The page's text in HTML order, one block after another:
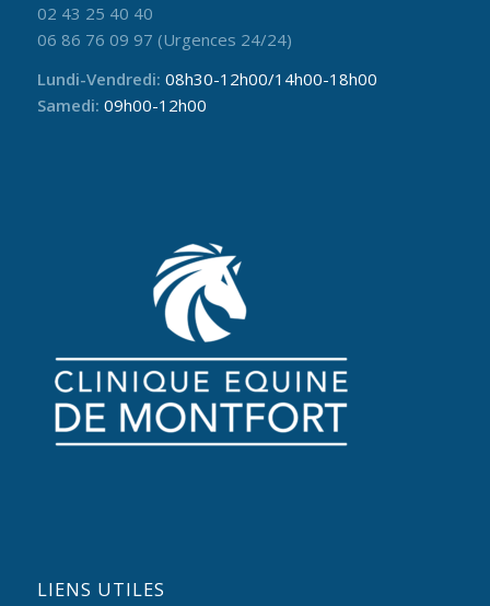
02 43 25 40 40
06 86 76 09 97 (Urgences 24/24)
Lundi-Vendredi: 08h30-12h00/14h00-18h00
Samedi: 09h00-12h00
LIENS UTILES